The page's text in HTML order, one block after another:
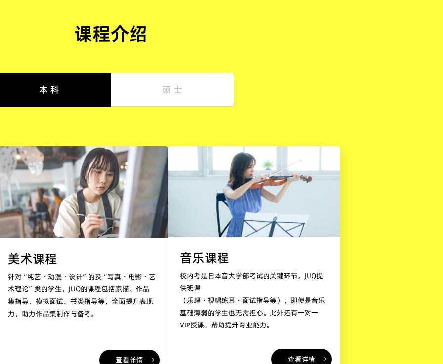
课程介绍
本 科 硕 士
美术课程
针对“纯艺・动漫・设计”的及“写真・电影・艺
术理论”类的学生，JUQ的课程包括素描、作品
集指导、模拟面试、书类指导等，全面提升表现
力，助力作品集制作与备考。
查看详情
音乐课程
校内考是日本音大学部考试的关键环节。JUQ提
供班课
（乐理・视唱练耳・面试指导等），即使是音乐
基础薄弱的学生也无需担心。此外还有一对一
VIP授课，帮助提升专业能力。
查看详情